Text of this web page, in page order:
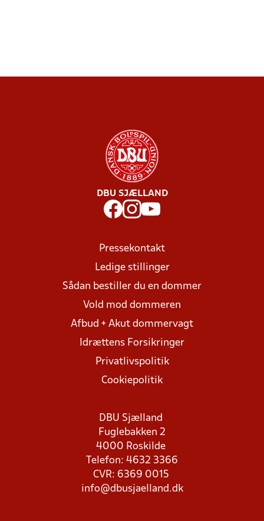
DBU SJÆLLAND
Pressekontakt
Ledige stillinger
Sådan bestiller du en dommer
Vold mod dommeren
Afbud + Akut dommervagt
Idrættens Forsikringer
Privatlivspolitik
Cookiepolitik
DBU Sjælland
Fuglebakken 2
4000 Roskilde
Telefon: 4632 3366
CVR: 6369 0015
info@dbusjaelland.dk